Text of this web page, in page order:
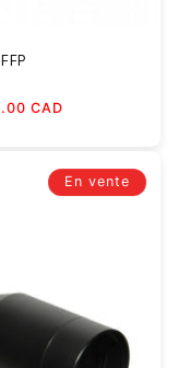
:
CAD
En vente